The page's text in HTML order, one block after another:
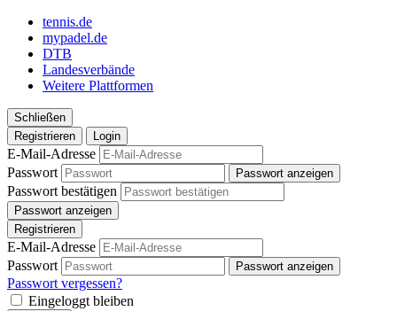
tennis.de
mypadel.de
DTB
Landesverbände
Weitere Plattformen
Schließen
Registrieren
Login
E-Mail-Adresse
Passwort
Passwort anzeigen
Passwort bestätigen
Passwort anzeigen
Registrieren
E-Mail-Adresse
Passwort
Passwort anzeigen
Passwort vergessen?
Eingeloggt bleiben